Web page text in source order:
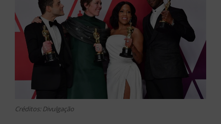
Créditos: Divulgação